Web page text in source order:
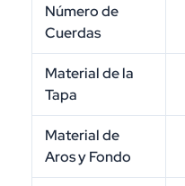
Número de
Cuerdas
Material de la
Tapa
Material de
Aros y Fondo